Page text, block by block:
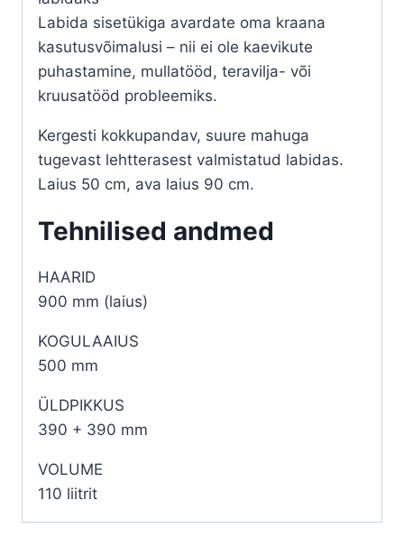
Labida sisetükiga avardate oma kraana
kasutusvõimalusi – nii ei ole kaevikute
puhastamine, mullatööd, teravilja- või
kruusatööd probleemiks.
Kergesti kokkupandav, suure mahuga
tugevast lehtterasest valmistatud labidas.
Laius 50 cm, ava laius 90 cm.
Tehnilised andmed
HAARID
900 mm (laius)
KOGULAAIUS
500 mm
ÜLDPIKKUS
390 + 390 mm
VOLUME
110 liitrit